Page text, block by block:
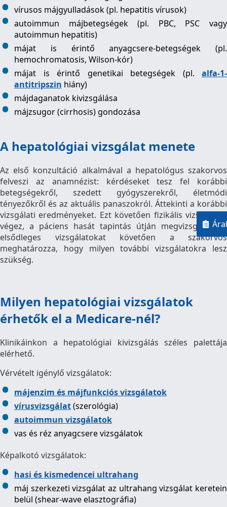
vírusos májgyulladások (pl. hepatitis vírusok)
autoimmun májbetegségek (pl. PBC, PSC vagy
autoimmun hepatitis)
májat is érintő anyagcsere-betegségek (pl.
hemochromatosis, Wilson-kór)
májat is érintő genetikai betegségek (pl. alfa-1-
antitripszin hiány)
májdaganatok kivizsgálása
májzsugor (cirrhosis) gondozása
A hepatológiai vizsgálat menete
Az első konzultáció alkalmával a hepatológus szakorvos
felveszi az anamnézist: kérdéseket tesz fel korábbi
betegségekről, szedett gyógyszerekről, életmódi
tényezőkről és az aktuális panaszokról. Áttekinti a korábbi
vizsgálati eredményeket. Ezt követően fizikális vizsgálatot
végez, a páciens hasát tapintás útján megvizsgálja. Az
elsődleges vizsgálatokat követően a szakorvos
meghatározza, hogy milyen további vizsgálatokra lesz
szükség.
Milyen hepatológiai vizsgálatok
érhetők el a Medicare-nél?
Klinikáinkon a hepatológiai kivizsgálás széles palettája
elérhető.
Vérvételt igénylő vizsgálatok:
májenzim és májfunkciós vizsgálatok
vírusvizsgálat(szerológia)
autoimmun vizsgálatok
vas és réz anyagcsere vizsgálatok
Képalkotó vizsgálatok:
hasi és kismedencei ultrahang
máj szerkezeti vizsgálat az ultrahang vizsgálat keretein
belül (shear-wave elasztográfia)